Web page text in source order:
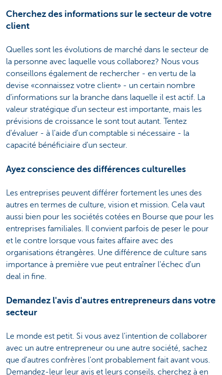
Cherchez des informations sur le secteur de votre
client
Quelles sont les évolutions de marché dans le secteur de
la personne avec laquelle vous collaborez? Nous vous
conseillons également de rechercher - en vertu de la
devise «connaissez votre client» - un certain nombre
d'informations sur la branche dans laquelle il est actif. La
valeur stratégique d'un secteur est importante, mais les
prévisions de croissance le sont tout autant. Tentez
d'évaluer - à l'aide d'un comptable si nécessaire - la
capacité bénéficiaire d'un secteur.
Ayez conscience des différences culturelles
Les entreprises peuvent différer fortement les unes des
autres en termes de culture, vision et mission. Cela vaut
aussi bien pour les sociétés cotées en Bourse que pour les
entreprises familiales. Il convient parfois de peser le pour
et le contre lorsque vous faites affaire avec des
organisations étrangères. Une différence de culture sans
importance à première vue peut entraîner l'échec d'un
deal in fine.
Demandez l'avis d'autres entrepreneurs dans votre
secteur
Le monde est petit. Si vous avez l'intention de collaborer
avec un autre entrepreneur ou une autre société, sachez
que d'autres confrères l'ont probablement fait avant vous.
Demandez-leur leur avis et leurs conseils, cherchez à en